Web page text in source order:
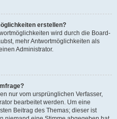
erstellen?
wird durch die Board-
mehr Antwortmöglichkeiten als
Administrator.
nur vom ursprünglichen Verfasser,
bearbeitet werden. Um eine
Beitrag des Themas; dieser ist